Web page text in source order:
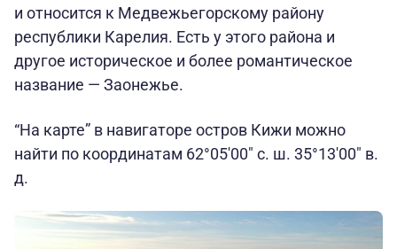
и относится к Медвежьегорскому району
республики Карелия. Есть у этого района и
другое историческое и более романтическое
название — Заонежье.
“На карте” в навигаторе остров Кижи можно
найти по координатам 62°05′00″ с. ш. 35°13′00″ в.
д.